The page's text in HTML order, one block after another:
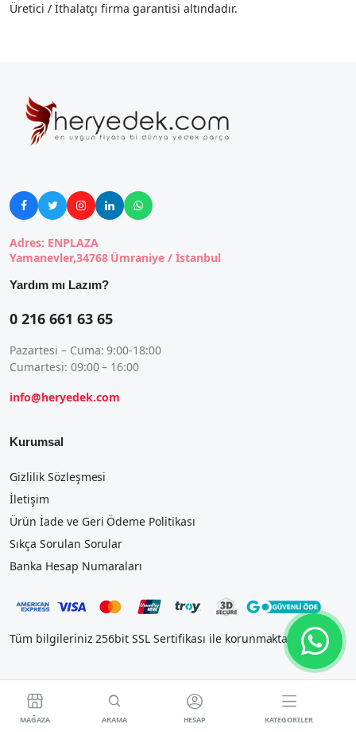
Üretici / İthalatçı firma garantisi altındadır.
    
Adres: ENPLAZA
Yamanevler,34768 Ümraniye / İstanbul
Yardım mı Lazım?
0 216 661 63 65
Pazartesi – Cuma: 9:00-18:00
Cumartesi: 09:00 – 16:00
info@heryedek.com
Kurumsal
Gizlilik Sözleşmesi
İletişim
Ürün İade ve Geri Ödeme Politikası
Sıkça Sorulan Sorular
Banka Hesap Numaraları
Tüm bilgileriniz 256bit SSL Sertifikası ile korunmaktadır.
2023 IOSTEK

MAĞAZA

ARAMA

HESAP

KATEGORILER